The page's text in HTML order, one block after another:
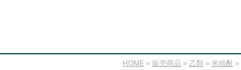
HOME » 販売商品 » 乙類 » 米焼酎 »